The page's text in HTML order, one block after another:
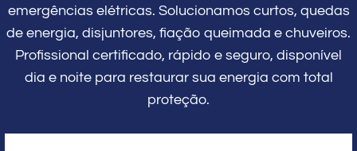
emergências elétricas. Solucionamos curtos, quedas
de energia, disjuntores, fiação queimada e chuveiros.
Profissional certificado, rápido e seguro, disponível
dia e noite para restaurar sua energia com total
proteção.